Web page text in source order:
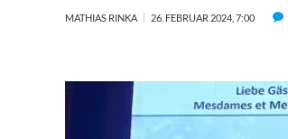
MATHIAS RINKA 26. FEBRUAR 2024, 7:00